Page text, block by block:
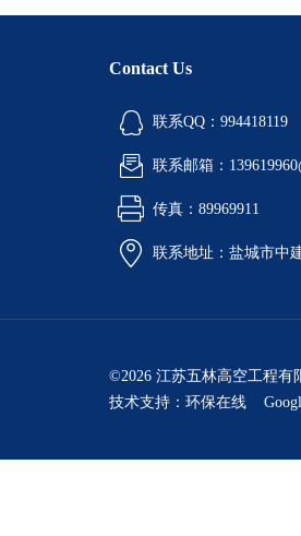
Contact Us
联系QQ：994418119
联系邮箱：
传真：89969911
联系地址：盐城市中
©2026 江苏五林高空工程有
技术支持： 环保在线